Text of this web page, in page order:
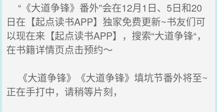
“《大道争锋》番外”会在12月1日、5日和20
日在【起点读书APP】独家免费更新~书友们可
以现在来【起点读书APP】，搜索“大道争锋“，
在书籍详情页点击预约～
《大道争锋》《大道争锋》填坑节番外将至~
正在手打中，请稍等片刻，